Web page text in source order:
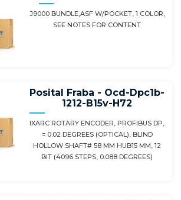
J9000 BUNDLE,ASF W/POCKET, 1 COLOR,
SEE NOTES FOR CONTENT
Posital Fraba - Ocd-Dpc1b-
1212-B15v-H72
IXARC ROTARY ENCODER, PROFIBUS DP,
= 0.02 DEGREES (OPTICAL), BLIND
HOLLOW SHAFT# 58 MM HUB15 MM, 12
BIT (4096 STEPS, 0.088 DEGREES)